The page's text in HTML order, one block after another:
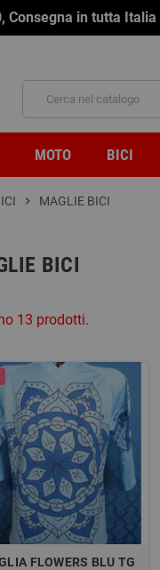
Consegna in tutta
MOTO BICI
chevron_right MAGLIE BICI
BICI
13 prodotti.
FLOWERS BLU TG